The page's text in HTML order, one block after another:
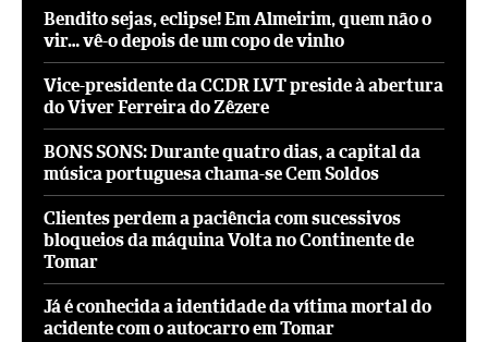
Bendito sejas, eclipse! Em Almeirim, quem não o
vir… vê-o depois de um copo de vinho
Vice-presidente da CCDR LVT preside à abertura
do Viver Ferreira do Zêzere
BONS SONS: Durante quatro dias, a capital da
música portuguesa chama-se Cem Soldos
Clientes perdem a paciência com sucessivos
bloqueios da máquina Volta no Continente de
Tomar
Já é conhecida a identidade da vítima mortal do
acidente com o autocarro em Tomar